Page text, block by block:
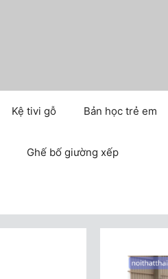
Kệ tivi gỗ Bản học trẻ em
Ghế bố giường xếp